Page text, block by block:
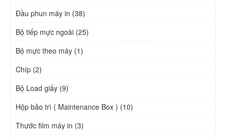
Đầu phun máy in (38)
Bộ tiếp mực ngoài (25)
Bộ mực theo máy (1)
Chíp (2)
Bộ Load giấy (9)
Hộp bảo trì ( Maintenance Box ) (10)
Thước film máy in (3)